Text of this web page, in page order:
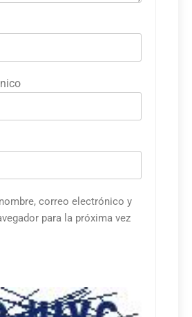
correo electrónico y
para la próxima vez